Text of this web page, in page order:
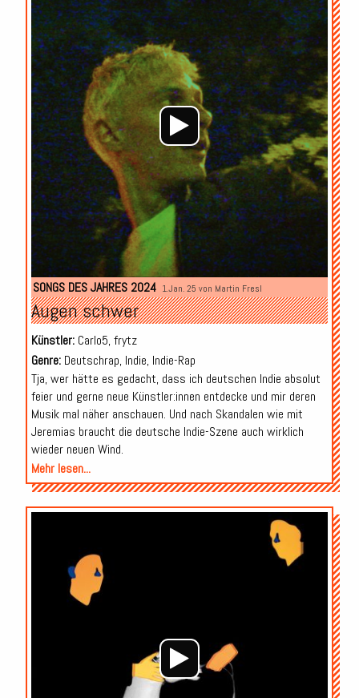
Player
SONGS DES JAHRES 2024 1.Jan. 25 von Martin Fresl
Augen schwer
Künstler:Carlo5, frytz
Genre:Deutschrap, Indie, Indie-Rap
Tja, wer hätte es gedacht, dass ich deutschen Indie absolut
feier und gerne neue Künstler:innen entdecke und mir deren
Musik mal näher anschauen. Und nach Skandalen wie mit
Jeremias braucht die deutsche Indie-Szene auch wirklich
wieder neuen Wind.
Mehr lesen...
Audio-
Player